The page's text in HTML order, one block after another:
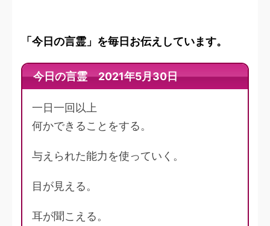
「今日の言霊」を毎日お伝えしています。
今日の言霊 2021年5月30日
一日一回以上
何かできることをする。
与えられた能力を使っていく。
目が見える。
耳が聞こえる。